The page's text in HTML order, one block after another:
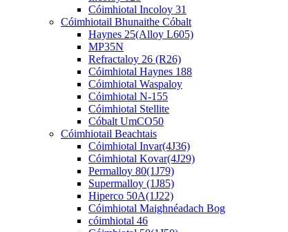
Cóimhiotal Incoloy 31
Cóimhiotail Bhunaithe Cóbalt
Haynes 25(Alloy L605)
MP35N
Refractaloy 26 (R26)
Cóimhiotal Haynes 188
Cóimhiotal Waspaloy
Cóimhiotal N-155
Cóimhiotal Stellite
Cóbalt UmCO50
Cóimhiotail Beachtais
Cóimhiotal Invar(4J36)
Cóimhiotal Kovar(4J29)
Permalloy 80(1J79)
Supermalloy (1J85)
Hiperco 50A(1J22)
Cóimhiotal Maighnéadach Bog
cóimhiotal 46